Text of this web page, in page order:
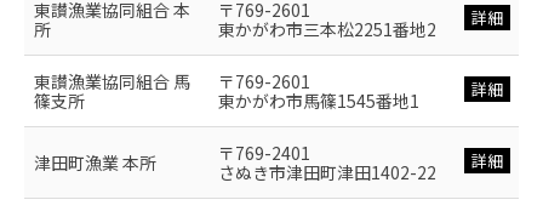
東讃漁業協同組合 本
所
〒769-2601
東かがわ市三本松2251番地2
詳細
東讃漁業協同組合 馬
篠支所
〒769-2601
東かがわ市馬篠1545番地1
詳細
津田町漁業 本所
〒769-2401
さぬき市津田町津田1402-22
詳細